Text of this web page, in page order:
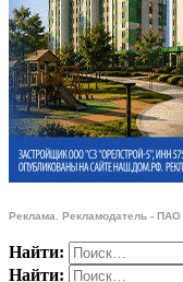
Реклама. Рекламодатель - ПАО
Найти:
Найти: